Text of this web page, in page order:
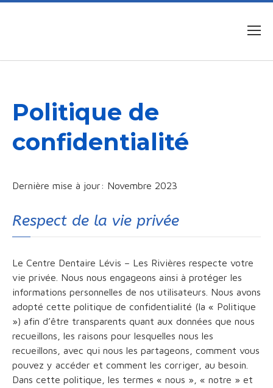
Politique de
confidentialité
Dernière mise à jour: Novembre 2023
Respect de la vie privée
Le Centre Dentaire Lévis – Les Rivières respecte votre
vie privée. Nous nous engageons ainsi à protéger les
informations personnelles de nos utilisateurs. Nous avons
adopté cette politique de confidentialité (la « Politique
») afin d’être transparents quant aux données que nous
recueillons, les raisons pour lesquelles nous les
recueillons, avec qui nous les partageons, comment vous
pouvez y accéder et comment les corriger, au besoin.
Dans cette politique, les termes « nous », « notre » et